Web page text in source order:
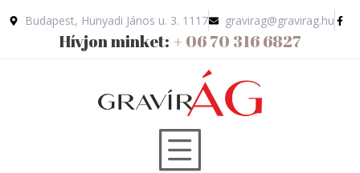
Budapest, Hunyadi János u. 3. 1117 gravirag@gravirag.hu
Hívjon minket: + 06 70 316 6827